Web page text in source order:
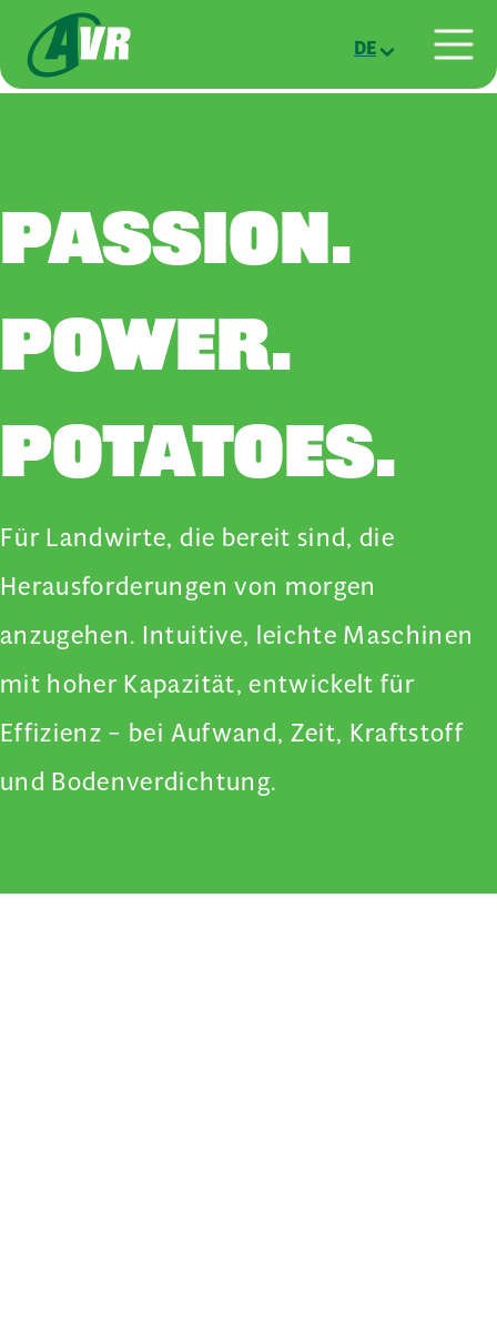
Direkt zum Inhalt
DE
PASSION.
POWER.
POTATOES.
Für Landwirte, die bereit sind, die
Herausforderungen von morgen
anzugehen. Intuitive, leichte Maschinen
mit hoher Kapazität, entwickelt für
Effizienz – bei Aufwand, Zeit, Kraftstoff
und Bodenverdichtung.